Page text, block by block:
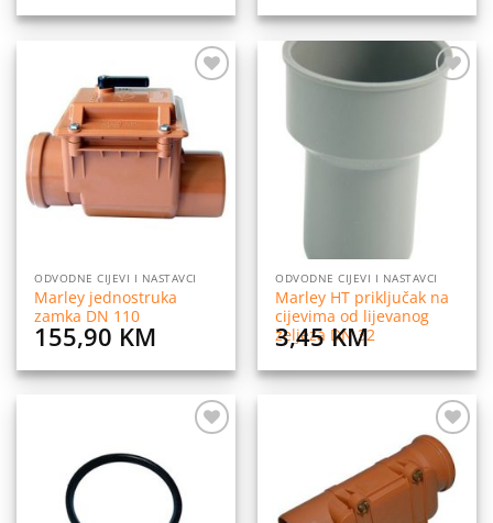
ODVODNE CIJEVI I NASTAVCI
Marley jednostruka
zamka DN 110
155,90 KM
želja
ODVODNE CIJEVI I NASTAVCI
Marley HT priključak na
cijevima od lijevanog
željeza DN 32
3,45KM
Dodaj
na
listu
želja